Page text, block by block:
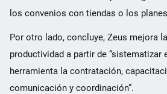
los convenios con tiendas o los
Por otro lado, concluye, Zeus mejora
productividad a partir de “sistematizar
herramienta la contratación,
comunicación y coordinación”.